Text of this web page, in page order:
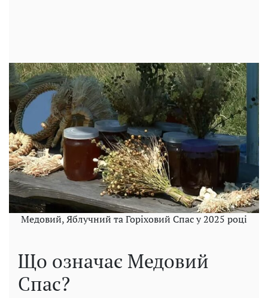
Медовий, Яблучний та Горіховий Спас у 2025 році
Що означає Медовий
Спас?